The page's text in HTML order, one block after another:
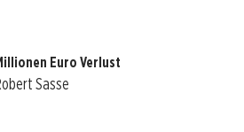
Euro Verlust
Sasse